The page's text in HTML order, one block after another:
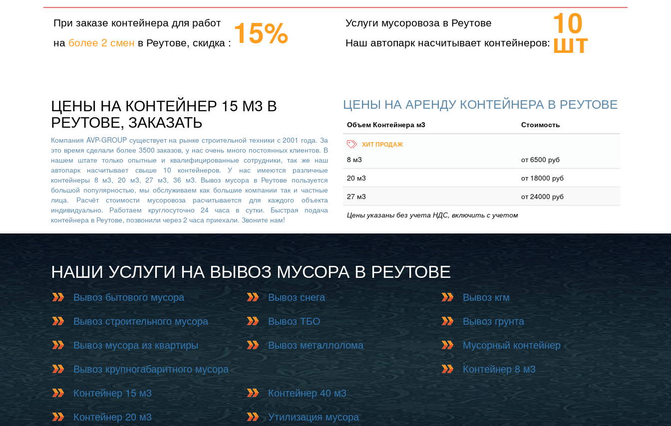
При заказе контейнера для работ
на более 2 смен в Реутове, скидка : 15%
Услуги мусоровоза в Реутове
Наш автопарк насчитывает контейнеров:
10
шт
ЦЕНЫ НА КОНТЕЙНЕР 15 М3 В
РЕУТОВЕ, ЗАКАЗАТЬ
Компания AVP-GROUP существует на рынке строительной техники с 2001 года. За
это время сделали более 3500 заказов, у нас очень много постоянных клиентов. В
нашем штате только опытные и квалифицированные сотрудники, так же наш
автопарк насчитывает свыше 10 контейнеров. У нас имеются различные
контейнеры 8 м3, 20 м3, 27 м3, 36 м3. Вывоз мусора в Реутове пользуется
большой популярностью, мы обслуживаем как большие компании так и частные
лица. Расчёт стоимости мусоровоза расчитывается для каждого объекта
индивидуально. Работаем круглосуточно 24 часа в сутки. Быстрая подача
контейнера в Реутове, позвонили через 2 часа приехали. Звоните нам!
ЦЕНЫ НА АРЕНДУ КОНТЕЙНЕРА В РЕУТОВЕ
Объем Контейнера м3 Стоимость
8 м3
от 6500 руб
20 м3
от 18000 руб
27 м3
от 24000 руб
Цены указаны без учета НДС, включить с учетом
НАШИ УСЛУГИ НА ВЫВОЗ МУСОРА В РЕУТОВЕ
Вывоз бытового мусора
Вывоз строительного мусора
Вывоз мусора из квартиры
Вывоз крупногабаритного мусора
Вывоз снега
Вывоз ТБО
Вывоз металлолома
Вывоз кгм
Вывоз грунта
Мусорный контейнер
Контейнер 8 м3
Контейнер 15 м3
Контейнер 20 м3
Контейнер 40 м3
Утилизация мусора